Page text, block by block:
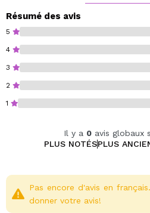
Appliquer après le shampooing
laisser agir 1 à 2 minutes et
Bio.
Cruelty free.
Végétalien.
Emballage fabriqué avec des
Résumé des avis
5
4
3
2
1
Il y a 0avis globaux
PLUS NOTÉSPLUS
Pas encore d'avis en
donner votre avis!